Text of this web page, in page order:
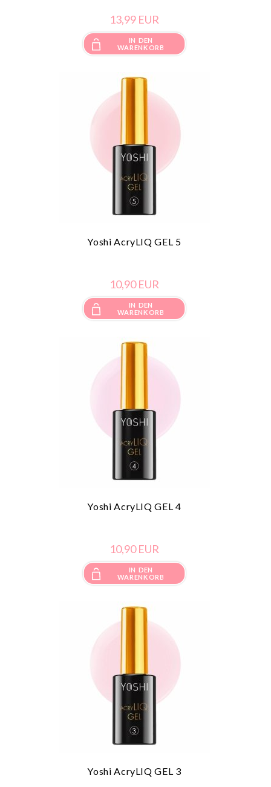
13,99 EUR
IN DEN
WARENKORB
Yoshi AcryLIQ GEL 5
10,90 EUR
IN DEN
WARENKORB
Yoshi AcryLIQ GEL 4
10,90 EUR
IN DEN
WARENKORB
Yoshi AcryLIQ GEL 3